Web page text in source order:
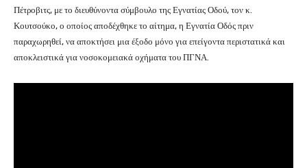
Πέτροβιτς, με το διευθύνοντα σύμβουλο της Εγνατίας Οδού, τον κ.
Κουτσούκο, ο οποίος αποδέχθηκε το αίτημα, η Εγνατία Οδός πριν
παραχωρηθεί, να αποκτήσει μια έξοδο μόνο για επείγοντα περιστατικά και
αποκλειστικά για νοσοκομειακά οχήματα του ΠΓΝΑ.